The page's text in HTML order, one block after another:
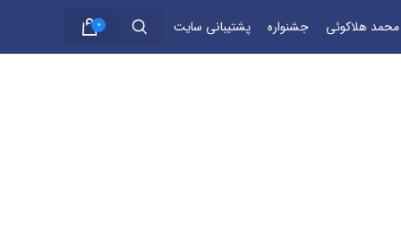
محمد هلاکوئی جشنواره پشتیبانی سایت 0